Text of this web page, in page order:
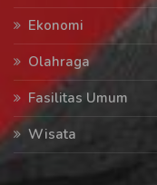
Ekonomi
Olahraga
Fasilitas Umum
Wisata